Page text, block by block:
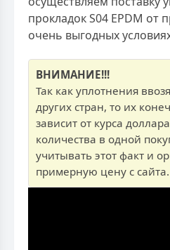
прокладок S04 EPDM от
очень выгодных
ВНИМАНИЕ!!!
Так как уплотнения
других стран, то их
зависит от курса
количества в одной
учитывать этот факт и
примерную цену с сайта.